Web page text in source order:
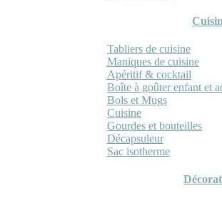
Tabliers de cuisine
Maniques de cuisine
Apéritif & cocktail
Boîte à goûter enfant et
Bols et Mugs
Cuisine
Gourdes et bouteilles
Décapsuleur
Sac isotherme